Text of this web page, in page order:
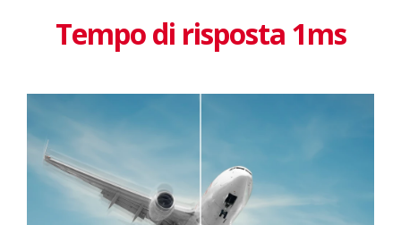
Tempo di risposta 1ms